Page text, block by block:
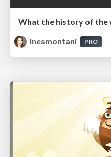
inesmontani
PRO